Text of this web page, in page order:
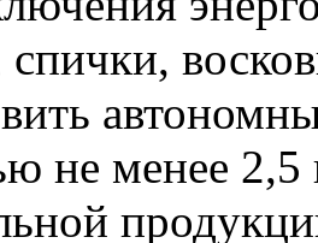
спички,
не менее 2,5